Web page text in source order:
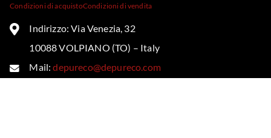
Condizioni di acquistoCondizioni di vendita
Indirizzo: Via Venezia, 32
10088 VOLPIANO (TO) – Italy
Mail:depureco@depureco.com